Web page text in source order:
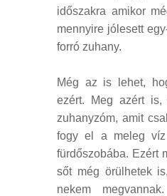
időszakra amikor
mennyire jólesett
forró zuhany.
Még az is lehet,
ezért. Meg azért
zuhanyzóm, amit
fogy el a meleg
fürdőszobába. Ezért
sőt még örülhetek
nekem